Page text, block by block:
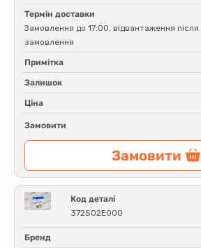
Термін доставки
Замовлення до 17:00, відвантаження
замовлення
Примітка
Залишок
Ціна
Замовити
Замовити
Код деталі
372502E000
Бренд